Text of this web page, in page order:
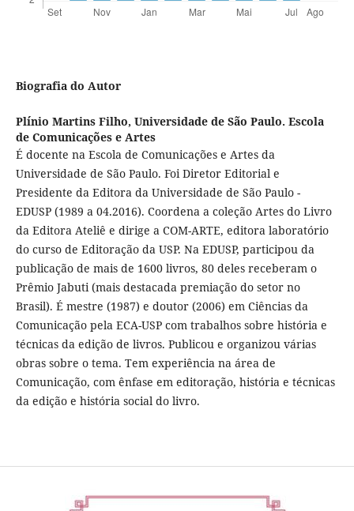
Biografia do Autor
Plínio Martins Filho, Universidade de São Paulo. Escola
de Comunicações e Artes
É docente na Escola de Comunicações e Artes da
Universidade de São Paulo. Foi Diretor Editorial e
Presidente da Editora da Universidade de São Paulo -
EDUSP (1989 a 04.2016). Coordena a coleção Artes do Livro
da Editora Ateliê e dirige a COM-ARTE, editora laboratório
do curso de Editoração da USP. Na EDUSP, participou da
publicação de mais de 1600 livros, 80 deles receberam o
Prêmio Jabuti (mais destacada premiação do setor no
Brasil). É mestre (1987) e doutor (2006) em Ciências da
Comunicação pela ECA-USP com trabalhos sobre história e
técnicas da edição de livros. Publicou e organizou várias
obras sobre o tema. Tem experiência na área de
Comunicação, com ênfase em editoração, história e técnicas
da edição e história social do livro.